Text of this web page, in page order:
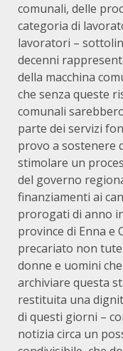
comunali, delle
categoria di
lavoratori –
decenni
della macchina
che senza queste
comunali
parte dei servizi
provo a sostenere
stimolare un
del governo
finanziamenti ai
prorogati di anno
province di Enna e
precariato non
donne e uomini
archiviare questa
restituita una
di questi giorni –
notizia circa un